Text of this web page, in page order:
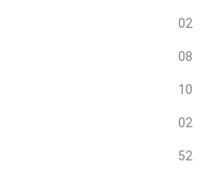
02
08
10
02
52